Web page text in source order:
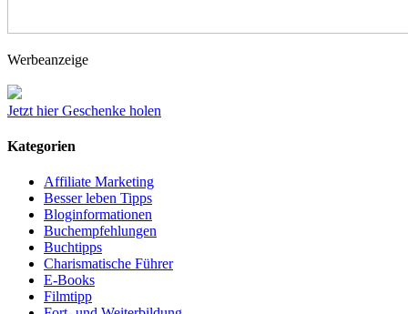
Werbeanzeige
Jetzt hier Geschenke holen
Kategorien
Affiliate Marketing
Besser leben Tipps
Bloginformationen
Buchempfehlungen
Buchtipps
Charismatische Führer
E-Books
Filmtipp